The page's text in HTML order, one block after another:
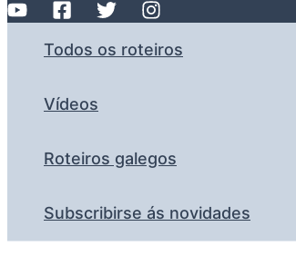
Todos os roteiros
Vídeos
Roteiros galegos
Subscribirse ás novidades